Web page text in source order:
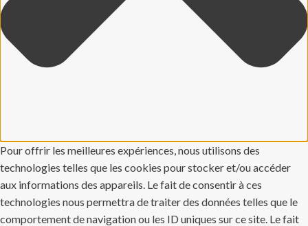
Pour offrir les meilleures expériences, nous utilisons des
technologies telles que les cookies pour stocker et/ou accéder
aux informations des appareils. Le fait de consentir à ces
technologies nous permettra de traiter des données telles que le
comportement de navigation ou les ID uniques sur ce site. Le fait